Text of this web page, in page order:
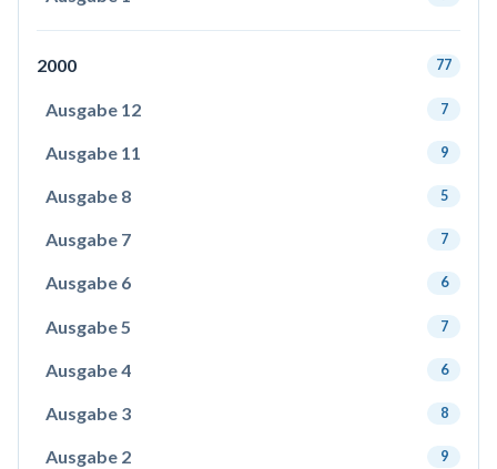
2000 77
Ausgabe 12 7
Ausgabe 11 9
Ausgabe 8 5
Ausgabe 7 7
Ausgabe 6 6
Ausgabe 5 7
Ausgabe 4 6
Ausgabe 3 8
Ausgabe 2 9